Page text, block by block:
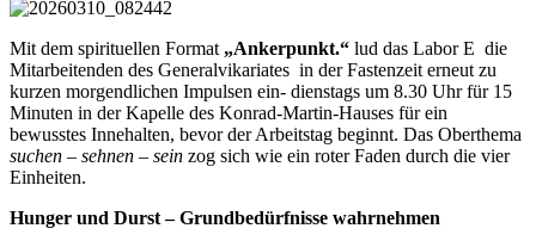
Mit dem spirituellen Format „Ankerpunkt.“ lud das Labor E die
Mitarbeitenden des Generalvikariates in der Fastenzeit erneut zu
kurzen morgendlichen Impulsen ein- dienstags um 8.30 Uhr für 15
Minuten in der Kapelle des Konrad-Martin-Hauses für ein
bewusstes Innehalten, bevor der Arbeitstag beginnt. Das Oberthema
suchen – sehnen – sein zog sich wie ein roter Faden durch die vier
Einheiten.
Hunger und Durst – Grundbedürfnisse wahrnehmen